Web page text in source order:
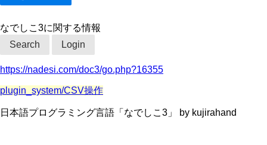
なでしこ3に関する情報
Search
Login
https://nadesi.com/doc3/go.php?16355
plugin_system/CSV操作
日本語プログラミング言語「なでしこ3」 by kujirahand